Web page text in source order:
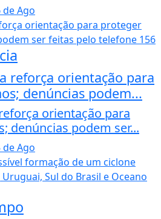
de Ago
reforça orientação para
denúncias podem...
orientação para
denúncias podem ser...
de Ago